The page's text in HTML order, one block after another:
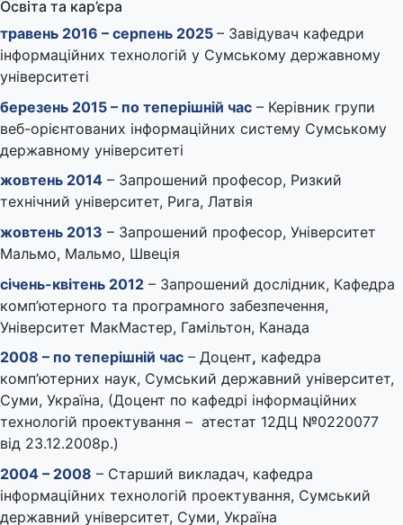
Освіта та кар’єра
травень 2016 – серпень 2025 – Завідувач кафедри
інформаційних технологій у Сумському державному
університеті
березень 2015 – по теперішній час – Керівник групи
веб-орієнтованих інформаційних систему Сумському
державному університеті
жовтень 2014 – Запрошений професор, Ризкий
технічний університет, Рига, Латвія
жовтень 2013 – Запрошений професор, Університет
Мальмо, Мальмо, Швеція
січень-квітень 2012 – Запрошений дослідник, Кафедра
комп’ютерного та програмного забезпечення,
Університет МакМастер, Гамільтон, Канада
2008 – по теперішній час – Доцент, кафедра
комп’ютерних наук, Сумський державний університет,
Суми, Україна, (Доцент по кафедрі інформаційних
технологій проектування – атестат 12ДЦ №0220077
від 23.12.2008р.)
2004 – 2008 – Старший викладач, кафедра
інформаційних технологій проектування, Сумський
державний університет, Суми, Україна